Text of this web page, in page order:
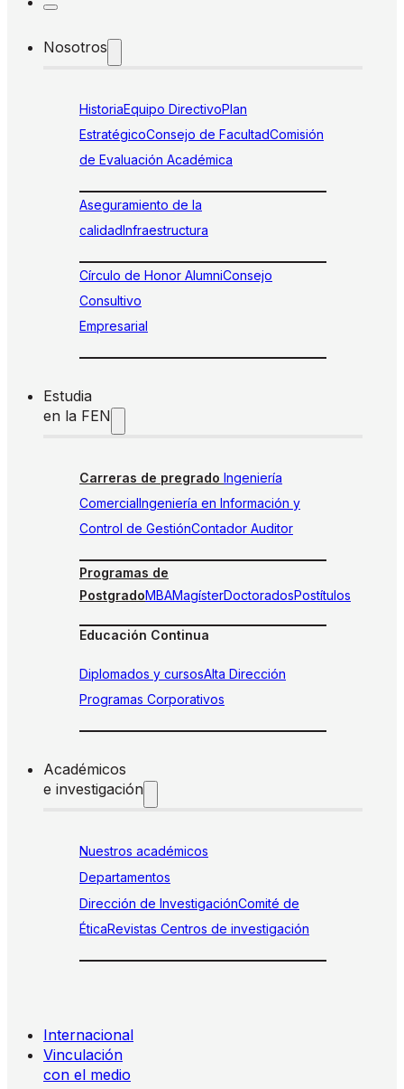
Nosotros
HistoriaEquipo DirectivoPlan
EstratégicoConsejo de FacultadComisión
de Evaluación Académica
Aseguramiento de la
calidadInfraestructura
Círculo de Honor AlumniConsejo
Consultivo
Empresarial
Estudia
en la FEN
Carreras de pregrado Ingeniería
ComercialIngeniería en Información y
Control de GestiónContador Auditor
Programas de
PostgradoMBAMagísterDoctoradosPostítulos
Educación Continua
Diplomados y cursosAlta Dirección
Programas Corporativos
Académicos
e investigación
Nuestros académicos
Departamentos
Dirección de InvestigaciónComité de
ÉticaRevistas Centros de investigación
Internacional
Vinculación
con el medio